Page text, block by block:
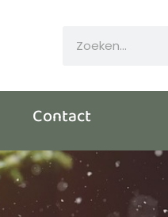
Contact